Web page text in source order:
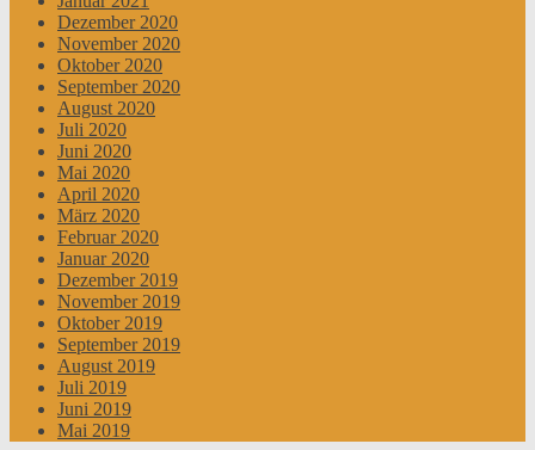
Dezember 2020
November 2020
Oktober 2020
September 2020
August 2020
Juli 2020
Juni 2020
Mai 2020
April 2020
März 2020
Februar 2020
Januar 2020
Dezember 2019
November 2019
Oktober 2019
September 2019
August 2019
Juli 2019
Juni 2019
Mai 2019